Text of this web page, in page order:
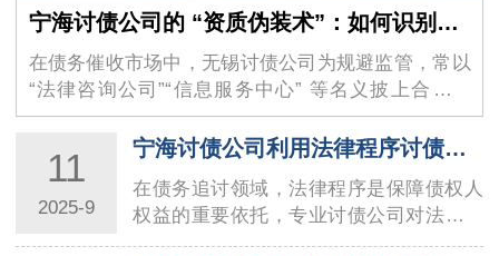
宁海讨债公司的 “资质伪装术”：如何识别虚假的 “法律咨询” 外衣？
在债务催收市场中，无锡讨债公司为规避监管，常以
“法律咨询公司”“信息服务中心” 等名义披上合法外
衣，其隐蔽性极强的 “资质伪装术” 让不少债权人掉入
陷阱。这些机构看似持有工商营业执照，实则…
11
2025-9
宁海讨债公司利用法律程序讨债的技巧与要点
在债务追讨领域，法律程序是保障债权人
权益的重要依托，专业讨债公司对法律工
具的熟练运用，直接决定了回款效率与合